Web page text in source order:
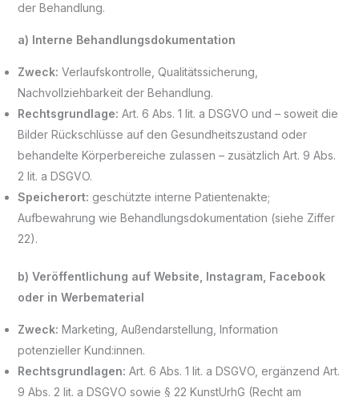
der Behandlung.
a) Interne Behandlungsdokumentation
Zweck: Verlaufskontrolle, Qualitätssicherung,
Nachvollziehbarkeit der Behandlung.
Rechtsgrundlage: Art. 6 Abs. 1 lit. a DSGVO und – soweit die
Bilder Rückschlüsse auf den Gesundheitszustand oder
behandelte Körperbereiche zulassen – zusätzlich Art. 9 Abs.
2 lit. a DSGVO.
Speicherort: geschützte interne Patientenakte;
Aufbewahrung wie Behandlungsdokumentation (siehe Ziffer
22).
b) Veröffentlichung auf Website, Instagram, Facebook
oder in Werbematerial
Zweck: Marketing, Außendarstellung, Information
potenzieller Kund:innen.
Rechtsgrundlagen: Art. 6 Abs. 1 lit. a DSGVO, ergänzend Art.
9 Abs. 2 lit. a DSGVO sowie § 22 KunstUrhG (Recht am